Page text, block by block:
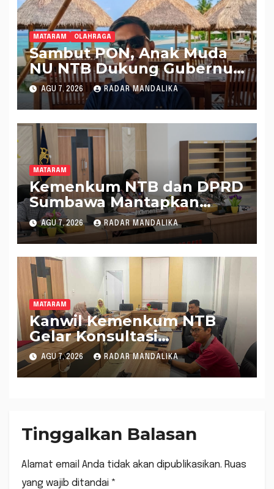
MATARAM OLAHRAGA
Sambut PON, Anak Muda
NU NTB Dukung Gubernur
Pimpin KONI NTB
AGU 7, 2026 RADAR MANDALIKA
MATARAM
Kemenkum NTB dan DPRD
Sumbawa Mantapkan
Rencana Pembentukan 8
Raperda Inisiatif
AGU 7, 2026 RADAR MANDALIKA
MATARAM
Kanwil Kemenkum NTB
Gelar Konsultasi
Penghitungan Kebutuhan
Formasi JF Perancang
Peraturan Perundang-
AGU 7, 2026 RADAR MANDALIKA
Tinggalkan Balasan
Alamat email Anda tidak akan dipublikasikan. Ruas
yang wajib ditandai *